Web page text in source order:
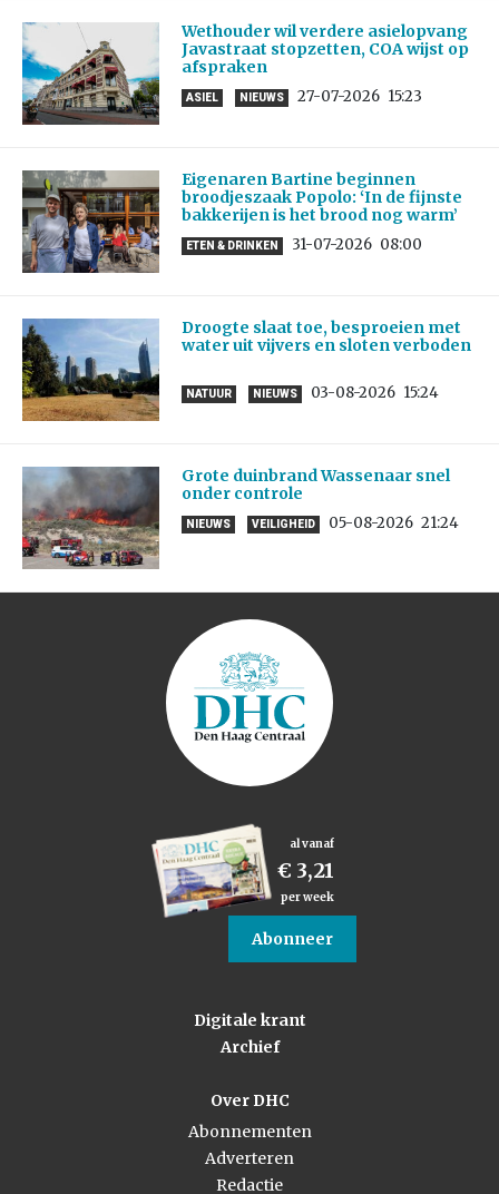
Wethouder wil verdere asielopvang
Javastraat stopzetten, COA wijst op
afspraken
ASIEL NIEUWS 27-07-2026 15:23
Eigenaren Bartine beginnen
broodjeszaak Popolo: ‘In de fijnste
bakkerijen is het brood nog warm’
ETEN & DRINKEN 31-07-2026 08:00
Droogte slaat toe, besproeien met
water uit vijvers en sloten verboden
NATUUR NIEUWS 03-08-2026 15:24
Grote duinbrand Wassenaar snel
onder controle
NIEUWS VEILIGHEID 05-08-2026 21:24
al vanaf
€ 3,21
per week
Abonneer
Digitale krant
Archief
Over DHC
Abonnementen
Adverteren
Redactie